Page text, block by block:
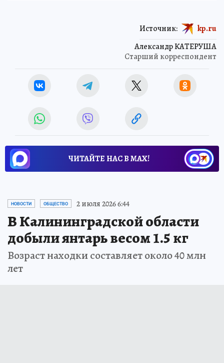
Александр КАТЕРУША
Старший корреспондент
Источник: kp.ru
ЧИТАЙТЕ НАС В МАХ!
НОВОСТИ ОБЩЕСТВО 2 июля 2026 6:44
В Калининградской области
добыли янтарь весом 1.5 кг
Возраст находки составляет около 40 млн
лет